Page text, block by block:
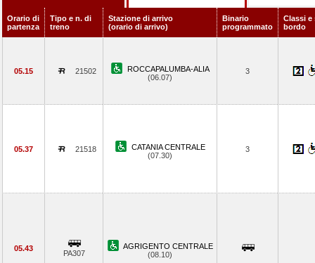
Orario di
partenza
Tipo e n. di
treno
Stazione di arrivo
(orario di arrivo)
Binario
programmato
Classi e
bordo
05.15 21502
ROCCAPALUMBA-ALIA
(06.07)
3
05.37 21518
CATANIA CENTRALE
(07.30)
3
05.43
PA307
AGRIGENTO CENTRALE
(08.10)